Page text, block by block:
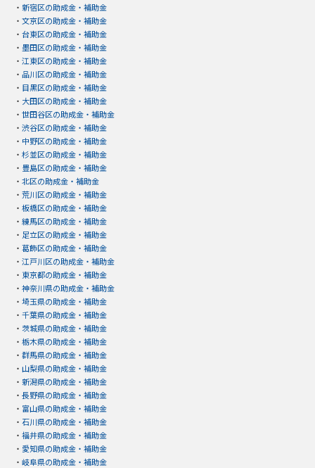
・ 新宿区の助成金・補助金
・ 文京区の助成金・補助金
・ 台東区の助成金・補助金
・ 墨田区の助成金・補助金
・ 江東区の助成金・補助金
・ 品川区の助成金・補助金
・ 目黒区の助成金・補助金
・ 大田区の助成金・補助金
・ 世田谷区の助成金・補助金
・ 渋谷区の助成金・補助金
・ 中野区の助成金・補助金
・ 杉並区の助成金・補助金
・ 豊島区の助成金・補助金
・ 北区の助成金・補助金
・ 荒川区の助成金・補助金
・ 板橋区の助成金・補助金
・ 練馬区の助成金・補助金
・ 足立区の助成金・補助金
・ 葛飾区の助成金・補助金
・ 江戸川区の助成金・補助金
・ 東京都の助成金・補助金
・ 神奈川県の助成金・補助金
・ 埼玉県の助成金・補助金
・ 千葉県の助成金・補助金
・ 茨城県の助成金・補助金
・ 栃木県の助成金・補助金
・ 群馬県の助成金・補助金
・ 山梨県の助成金・補助金
・ 新潟県の助成金・補助金
・ 長野県の助成金・補助金
・ 富山県の助成金・補助金
・ 石川県の助成金・補助金
・ 福井県の助成金・補助金
・ 愛知県の助成金・補助金
・ 岐阜県の助成金・補助金